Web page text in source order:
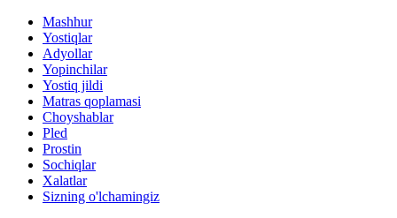
Mashhur
Yostiqlar
Adyollar
Yopinchilar
Yostiq jildi
Matras qoplamasi
Choyshablar
Pled
Prostin
Sochiqlar
Xalatlar
Sizning o'lchamingiz